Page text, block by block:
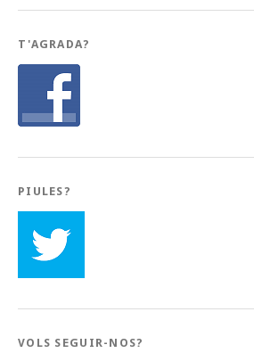
T'AGRADA?
PIULES?
VOLS SEGUIR-NOS?